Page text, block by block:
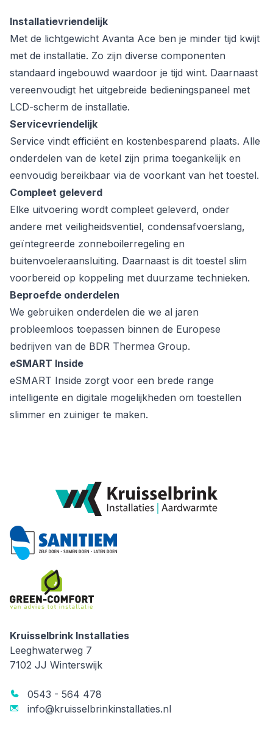
Installatievriendelijk
Met de lichtgewicht Avanta Ace ben je minder tijd kwijt
met de installatie. Zo zijn diverse componenten
standaard ingebouwd waardoor je tijd wint. Daarnaast
vereenvoudigt het uitgebreide bedieningspaneel met
LCD-scherm de installatie.
Servicevriendelijk
Service vindt efficiënt en kostenbesparend plaats. Alle
onderdelen van de ketel zijn prima toegankelijk en
eenvoudig bereikbaar via de voorkant van het toestel.
Compleet geleverd
Elke uitvoering wordt compleet geleverd, onder
andere met veiligheidsventiel, condensafvoerslang,
geïntegreerde zonneboilerregeling en
buitenvoeleraansluiting. Daarnaast is dit toestel slim
voorbereid op koppeling met duurzame technieken.
Beproefde onderdelen
We gebruiken onderdelen die we al jaren
probleemloos toepassen binnen de Europese
bedrijven van de BDR Thermea Group.
eSMART Inside
eSMART Inside zorgt voor een brede range
intelligente en digitale mogelijkheden om toestellen
slimmer en zuiniger te maken.
Kruisselbrink Installaties
Kruisselbrink Installaties
Leeghwaterweg 7
7102 JJ Winterswijk
0543 - 564 478
info@kruisselbrinkinstallaties.nl